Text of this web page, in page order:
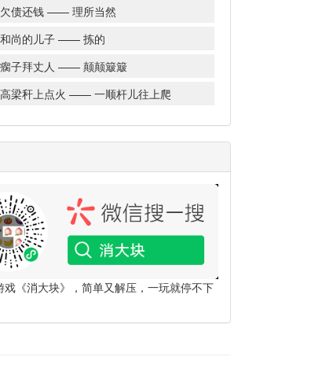
欠债还钱 —— 理所当然
和尚的儿子 —— 拣的
瘸子拜丈人 —— 颠颠簸簸
高梁秆上点火 —— 一顺杆儿往上爬
戏《消大块》，简单又解压，一玩就停不下